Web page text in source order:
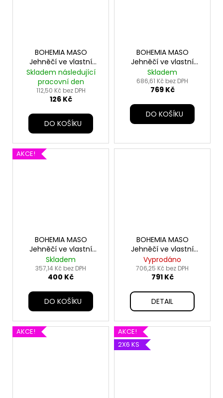
BOHEMIA MASO
Jehněčí ve vlastní
šťávě 800g
Skladem následující
pracovní den
112,50 Kč bez DPH
126 Kč
DO KOŠÍKU
BOHEMIA MASO
Jehněčí ve vlastní
šťávě SIX PACK
12x400g
Skladem
686,61 Kč bez DPH
769 Kč
DO KOŠÍKU
AKCE!
BOHEMIA MASO
Jehněčí ve vlastní
šťávě SIX PACK
6x400g
Skladem
357,14 Kč bez DPH
400 Kč
DO KOŠÍKU
BOHEMIA MASO
Jehněčí ve vlastní
šťávě SIX PACK 6x800g
Vyprodáno
706,25 Kč bez DPH
791 Kč
DETAIL
AKCE!
AKCE!
2X6 KS